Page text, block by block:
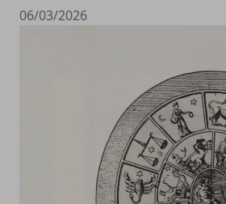
06/03/2026